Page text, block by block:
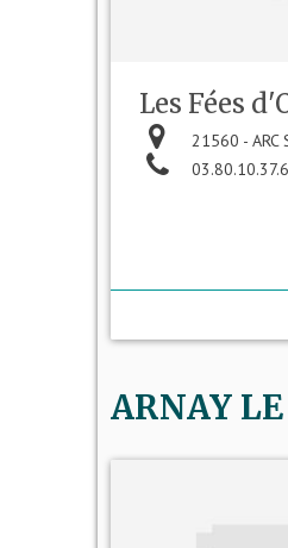
Les Fées
21560 - ARC
ARNAY